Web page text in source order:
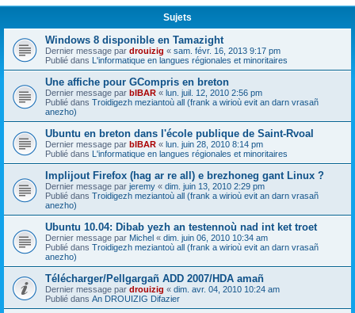
c
Sujets
Windows 8 disponible en Tamazight
Dernier message par drouizig « sam. févr. 16, 2013 9:17 pm
Publié dans L'informatique en langues régionales et minoritaires
Une affiche pour GCompris en breton
Dernier message par bIBAR « lun. juil. 12, 2010 2:56 pm
Publié dans Troidigezh meziantoù all (frank a wirioù evit an darn vrasañ
anezho)
Ubuntu en breton dans l'école publique de Saint-Rvoal
Dernier message par bIBAR « lun. juin 28, 2010 8:14 pm
Publié dans L'informatique en langues régionales et minoritaires
Implijout Firefox (hag ar re all) e brezhoneg gant Linux ?
Dernier message par jeremy « dim. juin 13, 2010 2:29 pm
Publié dans Troidigezh meziantoù all (frank a wirioù evit an darn vrasañ
anezho)
Ubuntu 10.04: Dibab yezh an testennoù nad int ket troet
Dernier message par Michel « dim. juin 06, 2010 10:34 am
Publié dans Troidigezh meziantoù all (frank a wirioù evit an darn vrasañ
anezho)
Télécharger/Pellgargañ ADD 2007/HDA amañ
Dernier message par drouizig « dim. avr. 04, 2010 10:24 am
Publié dans An DROUIZIG Difazier